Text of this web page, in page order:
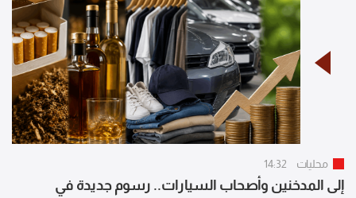
محليات 14:32
إلى المدخنين وأصحاب السيارات.. رسوم جديدة في